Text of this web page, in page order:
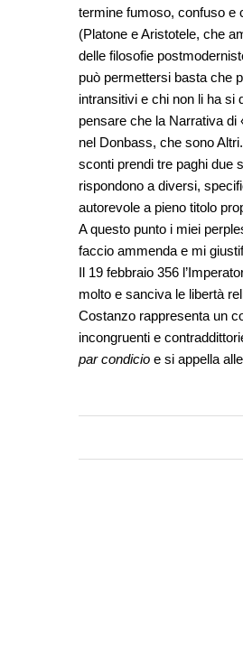
termine fumoso, confuso e
(Platone e Aristotele, che
delle filosofie
può permettersi basta che
intransitivi e chi non li ha si
pensare che la Narrativa
nel Donbass, che sono
sconti prendi tre paghi due
rispondono a diversi,
autorevole a pieno titolo
A questo punto i miei
faccio ammenda e mi
Il 19 febbraio 356
molto e sanciva le libertà
Costanzo rappresenta un
incongruenti e
par condicio e si appella